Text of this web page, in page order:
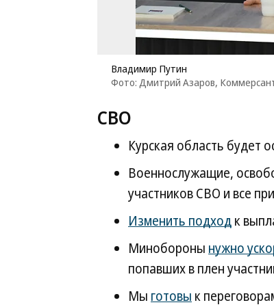
Владимир Путин
Фото: Дмитрий Азаров,
СВО
Курская область будет
Военнослужащие,
участников СВО и все
Изменить подходк
Минобороны нужно
попавших в плен
Мы готовы к